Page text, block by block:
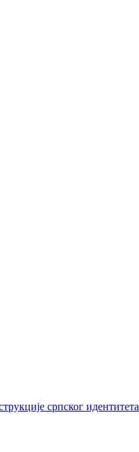
српског идентитета